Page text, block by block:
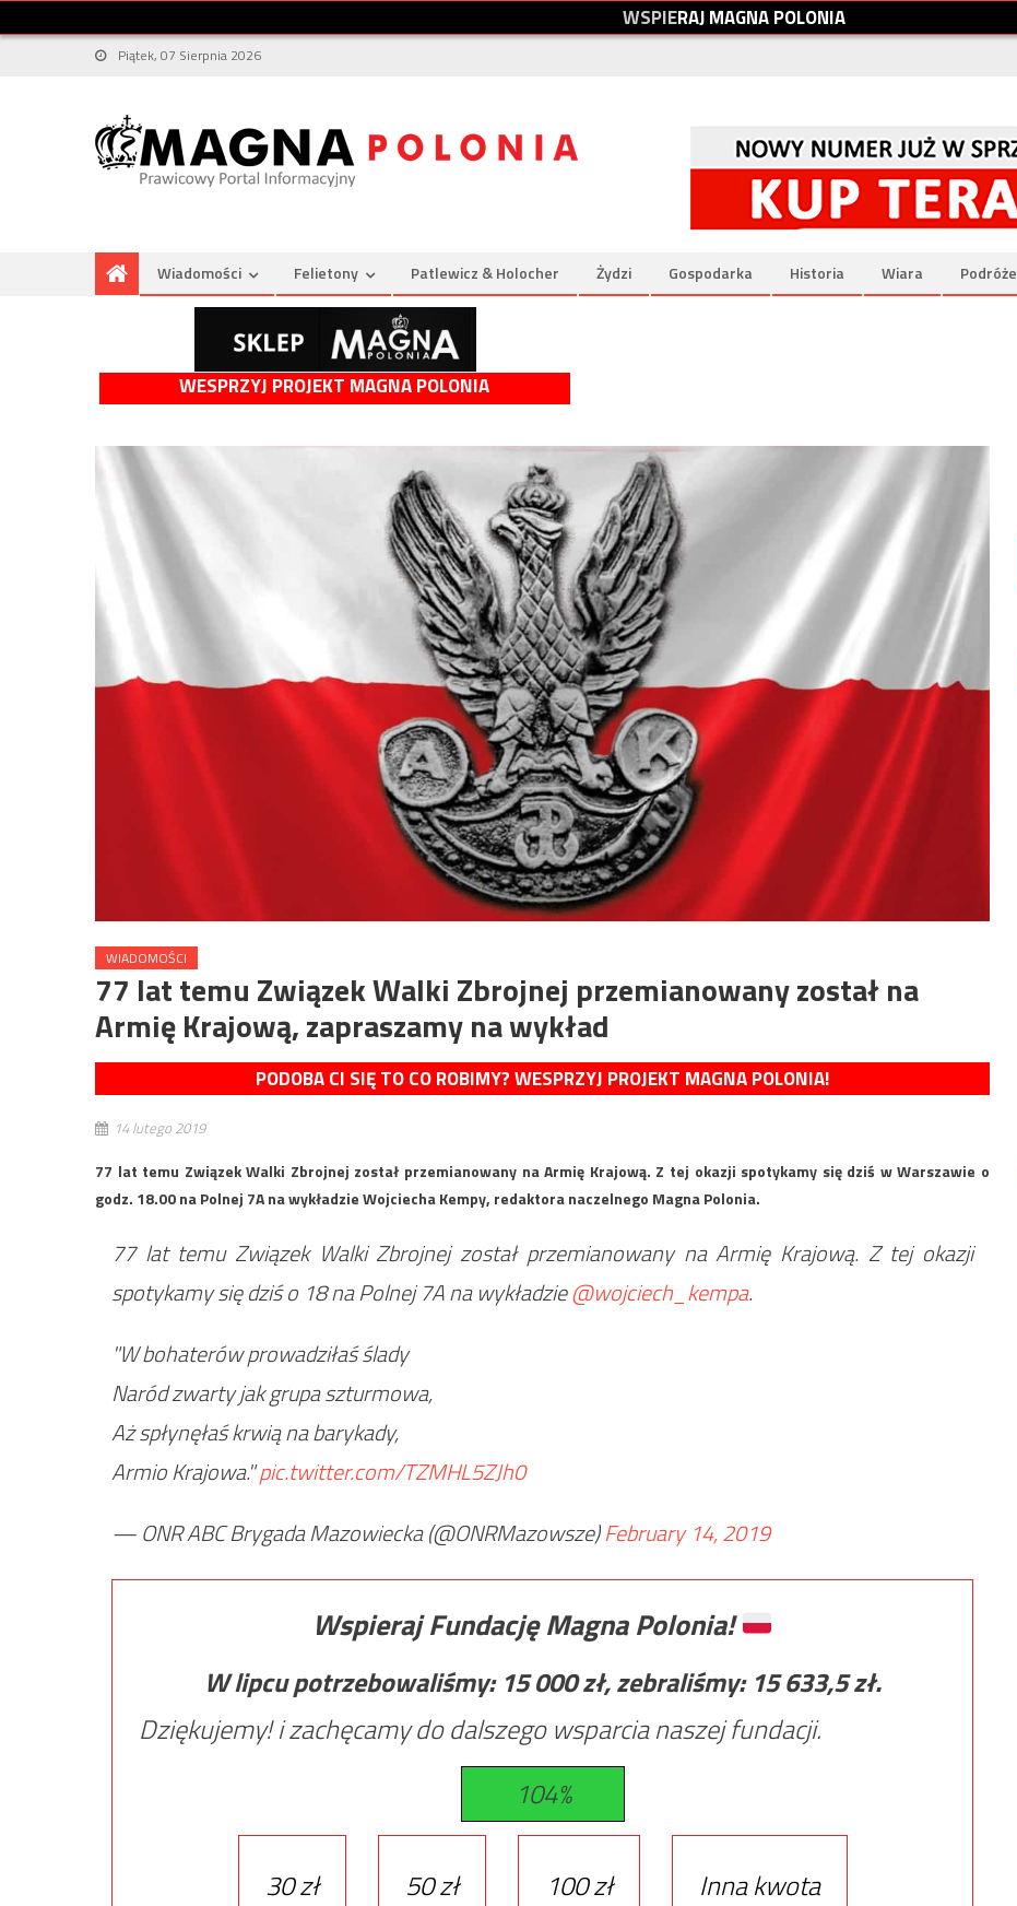
WSPIERAJMAGNAPOLONIA
Piątek, 07 Sierpnia 2026
Wiadomości Felietony Patlewicz & Holocher Żydzi Gospodarka Historia Wiara Podróże
WESPRZYJ PROJEKT MAGNA POLONIA
WIADOMOŚCI
77 lat temu Związek Walki Zbrojnej przemianowany został na
Armię Krajową, zapraszamy na wykład
PODOBA CI SIĘ TO CO ROBIMY? WESPRZYJ PROJEKT MAGNA POLONIA!
14 lutego 2019
77 lat temu Związek Walki Zbrojnej został przemianowany na Armię Krajową. Z tej okazji spotykamy się dziś w Warszawie o
godz. 18.00 na Polnej 7A na wykładzie Wojciecha Kempy, redaktora naczelnego Magna Polonia.
77 lat temu Związek Walki Zbrojnej został przemianowany na Armię Krajową. Z tej okazji
spotykamy się dziś o 18 na Polnej 7A na wykładzie@wojciech_kempa.
"W bohaterów prowadziłaś ślady
Naród zwarty jak grupa szturmowa,
Aż spłynęłaś krwią na barykady,
Armio Krajowa."pic.twitter.com/TZMHL5ZJh0
— ONR ABC Brygada Mazowiecka (@ONRMazowsze)February 14, 2019
Wspieraj Fundację Magna Polonia!
W lipcu potrzebowaliśmy: 15 000zł, zebraliśmy: 15 633,5zł.
Dziękujemy! i zachęcamy do dalszego wsparcia naszej fundacji.
104%
30 zł 50 zł 100 zł
Inna kwota